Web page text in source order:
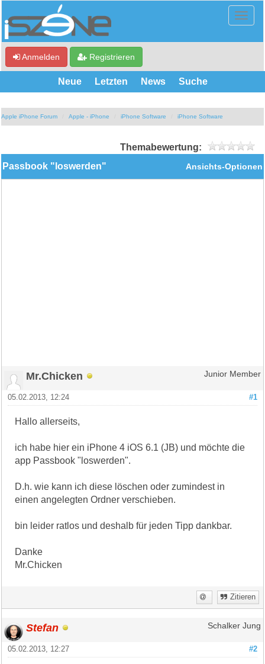
Anmelden Registrieren
Neue Letzten News Suche
Apple iPhone Forum Apple - iPhone iPhone Software iPhone Software
Themabewertung:
Ansichts-Optionen
Passbook "loswerden"
Mr.Chicken Junior Member
#1
05.02.2013, 12:24
Hallo allerseits,
ich habe hier ein iPhone 4 iOS 6.1 (JB) und möchte die
app Passbook "loswerden".
D.h. wie kann ich diese löschen oder zumindest in
einen angelegten Ordner verschieben.
bin leider ratlos und deshalb für jeden Tipp dankbar.
Danke
Mr.Chicken
Zitieren
Stefan Schalker Jung
#2
05.02.2013, 12:27